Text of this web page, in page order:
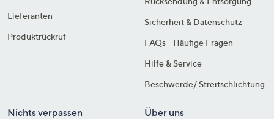
Lieferanten
Produktrückruf
Sicherheit & Datenschutz
FAQs - Häufige Fragen
Hilfe & Service
Beschwerde/ Streitschlichtung
Nichts verpassen Über uns